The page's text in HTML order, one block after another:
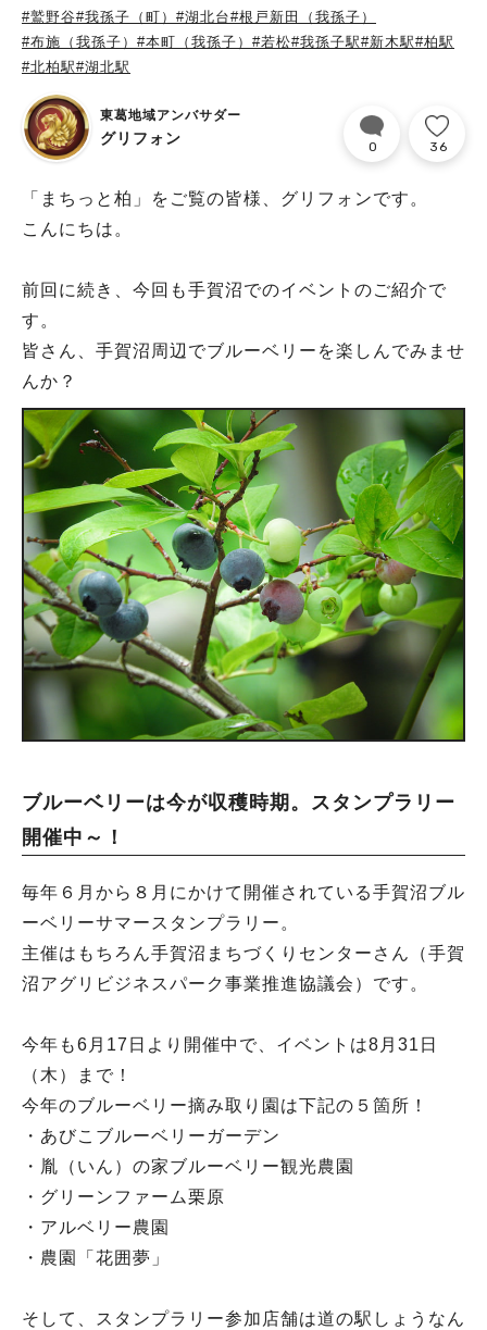
#鷲野谷#我孫子（町） #湖北台#根戸新田（我孫子）
#布施（我孫子） #本町（我孫子） #若松#我孫子駅#新木駅#柏駅
#北柏駅#湖北駅
東葛地域アンバサダー
グリフォン 0 36
「まちっと柏」をご覧の皆様、グリフォンです。
こんにちは。
前回に続き、今回も手賀沼でのイベントのご紹介で
す。
皆さん、手賀沼周辺でブルーベリーを楽しんでみませ
んか？
ブルーベリーは今が収穫時期。スタンプラリー
開催中～！
毎年６月から８月にかけて開催されている手賀沼ブル
ーベリーサマースタンプラリー。
主催はもちろん手賀沼まちづくりセンターさん（手賀
沼アグリビジネスパーク事業推進協議会）です。
今年も6月17日より開催中で、イベントは8月31日
（木）まで！
今年のブルーベリー摘み取り園は下記の５箇所！
・あびこブルーベリーガーデン
・胤（いん）の家ブルーベリー観光農園
・グリーンファーム栗原
・アルベリー農園
・農園「花囲夢」
そして、スタンプラリー参加店舗は道の駅しょうなん